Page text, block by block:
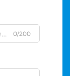
0/200